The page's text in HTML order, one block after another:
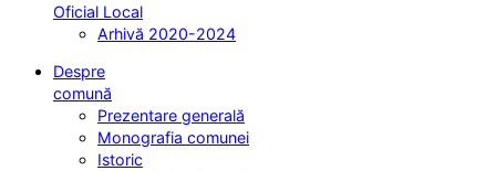
Oficial Local
Arhivă 2020-2024
Despre
comună
Prezentare generală
Monografia comunei
Istoric